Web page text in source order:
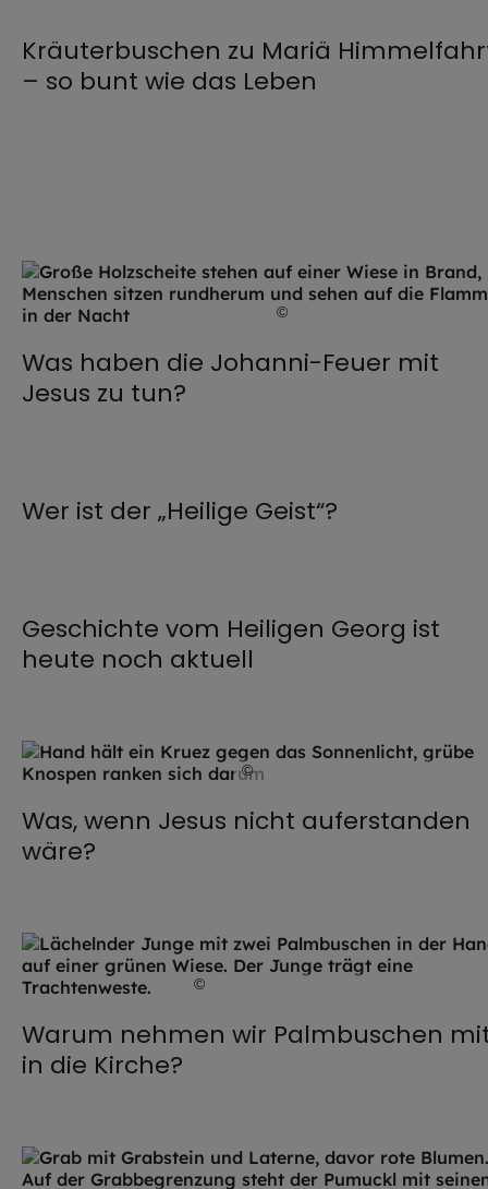
Kräuterbuschen zu Mariä
– so bunt wie das Leben
©
Was haben die Johanni-Feuer mit
Jesus zu tun?
Wer ist der „Heilige Geist“?
Geschichte vom Heiligen Georg ist
heute noch aktuell
©
Was, wenn Jesus nicht auferstanden
wäre?
©
Warum nehmen wir Palmbuschen
in die Kirche?